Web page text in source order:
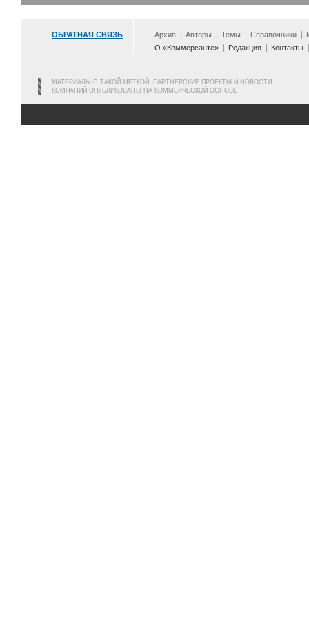
ОБРАТНАЯ СВЯЗЬ Архив Авторы Темы Справочники
О «Коммерсанте»
Редакция Контакты
МАТЕРИАЛЫ С ТАКОЙ МЕТКОЙ, ПАРТНЕРСКИЕ ПРОЕКТЫ И НОВОСТИ
КОМПАНИЙ ОПУБЛИКОВАНЫ НА КОММЕРЧЕСКОЙ ОСНОВЕ